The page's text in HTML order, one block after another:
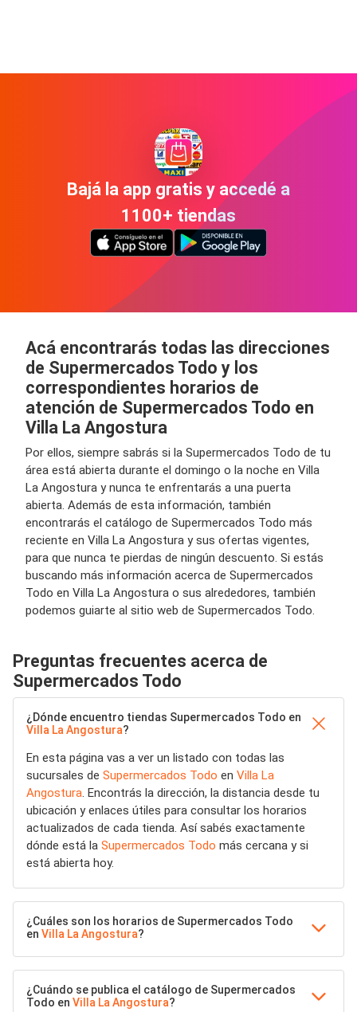
Bajá la app gratis y accedé a
1100+ tiendas
Acá encontrarás todas las direcciones
de Supermercados Todo y los
correspondientes horarios de
atención de Supermercados Todo en
Villa La Angostura
Por ellos, siempre sabrás si la Supermercados Todo de tu
área está abierta durante el domingo o la noche en Villa
La Angostura y nunca te enfrentarás a una puerta
abierta. Además de esta información, también
encontrarás el catálogo de Supermercados Todo más
reciente en Villa La Angostura y sus ofertas vigentes,
para que nunca te pierdas de ningún descuento. Si estás
buscando más información acerca de Supermercados
Todo en Villa La Angostura o sus alrededores, también
podemos guiarte al sitio web de Supermercados Todo.
Preguntas frecuentes acerca de
Supermercados Todo
¿Dónde encuentro tiendas Supermercados Todo en
Villa La Angostura?
En esta página vas a ver un listado con todas las
sucursales de Supermercados Todo en Villa La
Angostura . Encontrás la dirección, la distancia desde tu
ubicación y enlaces útiles para consultar los horarios
actualizados de cada tienda. Así sabés exactamente
dónde está la Supermercados Todo más cercana y si
está abierta hoy.
¿Cuáles son los horarios de Supermercados Todo
en Villa La Angostura?
¿Cuándo se publica el catálogo de Supermercados
Todo en Villa La Angostura?